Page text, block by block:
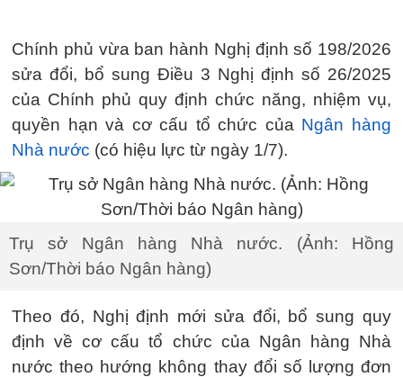
Chính phủ vừa ban hành Nghị định số 198/2026
sửa đổi, bổ sung Điều 3 Nghị định số 26/2025
của Chính phủ quy định chức năng, nhiệm vụ,
quyền hạn và cơ cấu tổ chức của Ngân hàng
Nhà nước (có hiệu lực từ ngày 1/7).
Trụ sở Ngân hàng Nhà nước. (Ảnh: Hồng
Sơn/Thời báo Ngân hàng)
Theo đó, Nghị định mới sửa đổi, bổ sung quy
định về cơ cấu tổ chức của Ngân hàng Nhà
nước theo hướng không thay đổi số lượng đơn